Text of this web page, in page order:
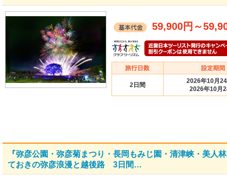
59,900円 ～
2日間
2026年10月
2026年10月
『弥彦公園・弥彦菊まつり・長岡もみじ園・清津峡・美
ておきの弥彦浪漫と越後路 3日間…